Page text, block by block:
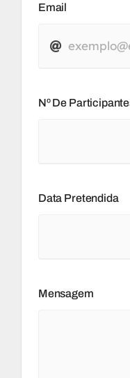
Email
Nº De
Data Pretendida
Mensagem